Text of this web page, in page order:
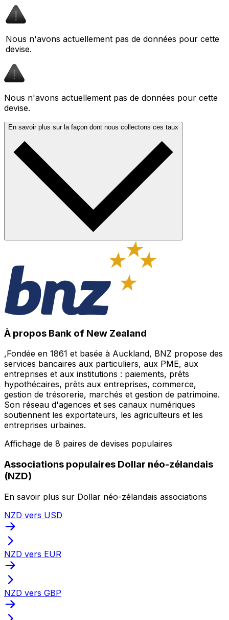
Nous n'avons actuellement pas de données pour cette
devise.
Nous n'avons actuellement pas de données pour cette
devise.
En savoir plus sur la façon dont nous collectons ces taux
À propos Bank of New Zealand
,Fondée en 1861 et basée à Auckland, BNZ propose des
services bancaires aux particuliers, aux PME, aux
entreprises et aux institutions : paiements, prêts
hypothécaires, prêts aux entreprises, commerce,
gestion de trésorerie, marchés et gestion de patrimoine.
Son réseau d'agences et ses canaux numériques
soutiennent les exportateurs, les agriculteurs et les
entreprises urbaines.
Affichage de 8 paires de devises populaires
Associations populaires Dollar néo-zélandais
(NZD)
En savoir plus sur Dollar néo-zélandais associations
NZD vers USD
NZD vers EUR
NZD vers GBP